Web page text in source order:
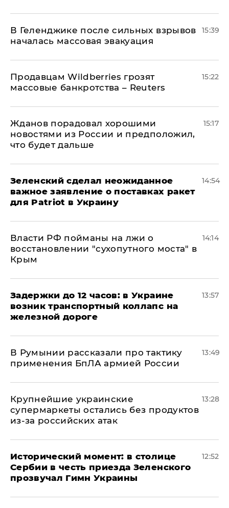
В Геленджике после сильных взрывов
началась массовая эвакуация
15:39
Продавцам Wildberries грозят
массовые банкротства – Reuters
15:22
Жданов порадовал хорошими
новостями из России и предположил,
что будет дальше
15:17
Зеленский сделал неожиданное
важное заявление о поставках ракет
для Patriot в Украину
14:54
Власти РФ пойманы на лжи о
восстановлении "сухопутного моста" в
Крым
14:14
Задержки до 12 часов: в Украине
возник транспортный коллапс на
железной дороге
13:57
В Румынии рассказали про тактику
применения БпЛА армией России
13:49
Крупнейшие украинские
супермаркеты остались без продуктов
из-за российских атак
13:28
Исторический момент: в столице
Сербии в честь приезда Зеленского
прозвучал Гимн Украины
12:52